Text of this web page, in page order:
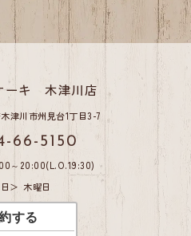
ーキ 木津川店
津川市州見台1丁目3-7
66-5150
～20:00(L.O.19:30)
木曜日
する